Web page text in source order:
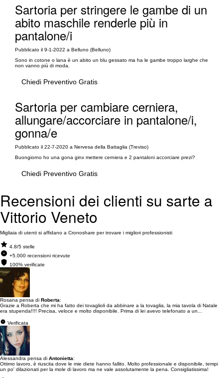
Sartoria per stringere le gambe di un
abito maschile renderle più in
pantalone/i
Pubblicato il 9-1-2022 a Belluno (Belluno)
Sono in cotone o lana è un abito un blu gessato ma ha le gambe troppo larghe che
non vanno più di moda.
Chiedi Preventivo Gratis
Sartoria per cambiare cerniera,
allungare/accorciare in pantalone/i,
gonna/e
Pubblicato il 22-7-2020 a Nervesa della Battaglia (Treviso)
Buongiorno ho una gona ginx mettere cerniera e 2 pantaloni accorciare prezi?
Chiedi Preventivo Gratis
Recensioni dei clienti su sarte a
Vittorio Veneto
Migliaia di utenti si affidano a Cronoshare per trovare i migliori professionisti
4.8/5 stelle
+5.000 recensioni ricevute
100% verificate
Rosana pensa di Roberta:
Grazie a Roberta che mi ha fatto dei tovaglioli da abbinare a la tovaglia, la mia tavola di Natale
era stupenda!!!! Precisa, veloce e molto disponibile. Prima di lei avevo telefonato a un...
Verificata
Alessandra pensa di Antonietta:
Ottimo lavoro, è riuscita dove le mie diete hanno fallito. Molto professionale e disponibile, tempi
un po' dilazionati per la mole di lavoro ma ne vale assolutamente la pena. Consigliatissima!